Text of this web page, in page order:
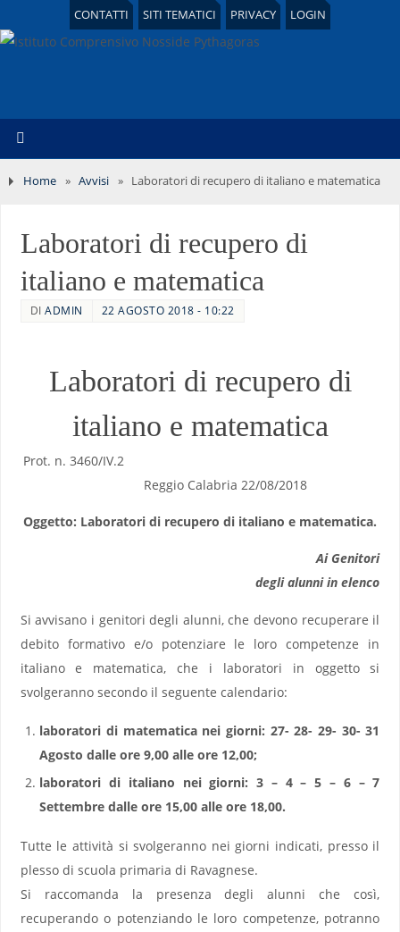
CONTATTI SITI TEMATICI PRIVACY LOGIN
Home » Avvisi » Laboratori di recupero di italiano e matematica
Laboratori di recupero di
italiano e matematica
DIADMIN 22 AGOSTO 2018 - 10:22
Laboratori di recupero di
italiano e matematica
Prot. n. 3460/IV.2
Reggio Calabria 22/08/2018
Oggetto: Laboratori di recupero di italiano e matematica.
Ai Genitori
degli alunni in elenco
Si avvisano i genitori degli alunni, che devono recuperare il
debito formativo e/o potenziare le loro competenze in
italiano e matematica, che i laboratori in oggetto si
svolgeranno secondo il seguente calendario:
laboratori di matematica nei giorni: 27- 28- 29- 30- 31
Agosto dalle ore 9,00 alle ore 12,00;
laboratori di italiano nei giorni: 3 – 4 – 5 – 6 – 7
Settembre dalle ore 15,00 alle ore 18,00.
Tutte le attività si svolgeranno nei giorni indicati, presso il
plesso di scuola primaria di Ravagnese.
Si raccomanda la presenza degli alunni che così,
recuperando o potenziando le loro competenze, potranno